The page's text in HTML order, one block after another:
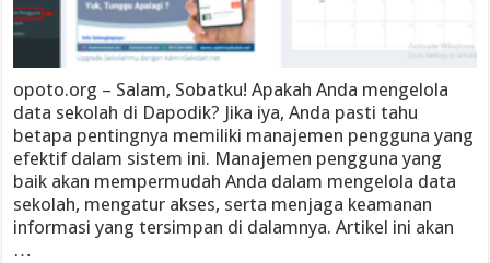
opoto.org – Salam, Sobatku! Apakah Anda mengelola
data sekolah di Dapodik? Jika iya, Anda pasti tahu
betapa pentingnya memiliki manajemen pengguna yang
efektif dalam sistem ini. Manajemen pengguna yang
baik akan mempermudah Anda dalam mengelola data
sekolah, mengatur akses, serta menjaga keamanan
informasi yang tersimpan di dalamnya. Artikel ini akan
…